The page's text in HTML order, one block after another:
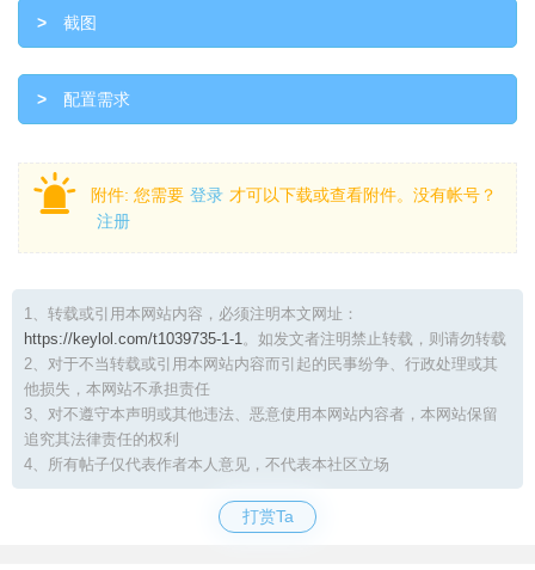
> 截图
> 配置需求
附件: 您需要 登录 才可以下载或查看附件。没有帐号？
注册
1、转载或引用本网站内容，必须注明本文网址：
https://keylol.com/t1039735-1-1。如发文者注明禁止转载，则请勿转载
2、对于不当转载或引用本网站内容而引起的民事纷争、行政处理或其
他损失，本网站不承担责任
3、对不遵守本声明或其他违法、恶意使用本网站内容者，本网站保留
追究其法律责任的权利
4、所有帖子仅代表作者本人意见，不代表本社区立场
打赏Ta